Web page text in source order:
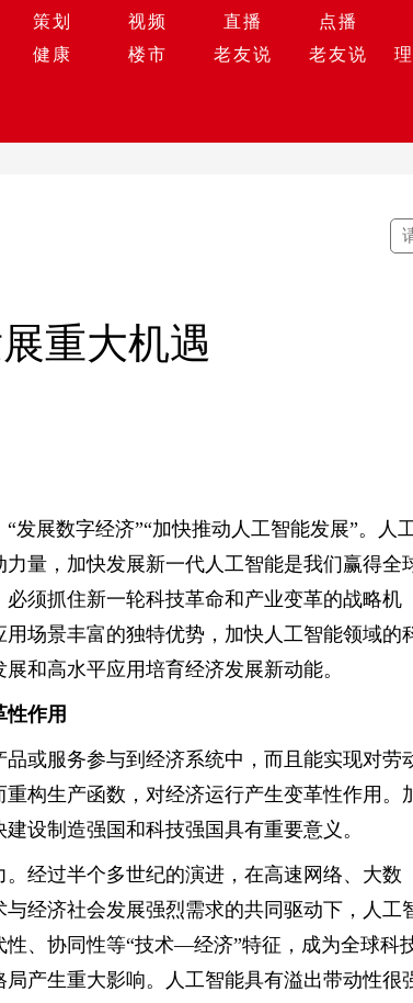
策划 视频 直播 点播
健康 楼市 老友说 老友说
重大机遇
发展数字经济”“加快推动人工智能发展”。人
量，加快发展新一代人工智能是我们赢得全
须抓住新一轮科技革命和产业变革的战略机
场景丰富的独特优势，加快人工智能领域的
和高水平应用培育经济发展新动能。
性作用
或服务参与到经济系统中，而且能实现对劳
构生产函数，对经济运行产生变革性作用。
设制造强国和科技强国具有重要意义。
经过半个多世纪的演进，在高速网络、大数
经济社会发展强烈需求的共同驱动下，人工
、协同性等“技术—经济”特征，成为全球科
产生重大影响。人工智能具有溢出带动性很